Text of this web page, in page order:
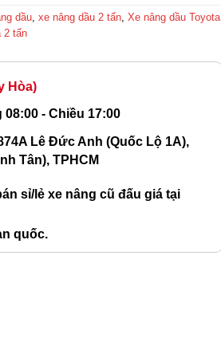
dầu xe nâng dầu 2 tấn Xe nâng dầu Toyota
2 tấn
Hòa)
08:00 - Chiều 17:00
Lê Đức Anh (Quốc Lộ 1A),
Tân), TPHCM
sỉ/lẻ xe nâng cũ đấu giá tại
quốc.